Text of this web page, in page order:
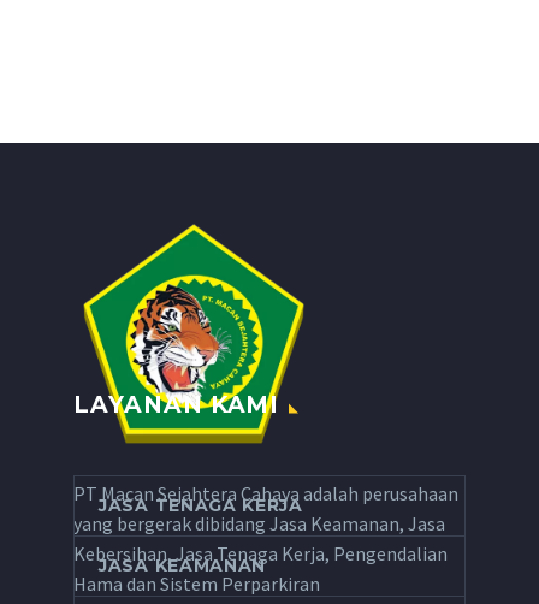
PT Macan Sejahtera Cahaya adalah perusahaan
yang bergerak dibidang Jasa Keamanan, Jasa
Kebersihan, Jasa Tenaga Kerja, Pengendalian
Hama dan Sistem Perparkiran
LAYANAN KAMI
JASA TENAGA KERJA
JASA KEAMANAN